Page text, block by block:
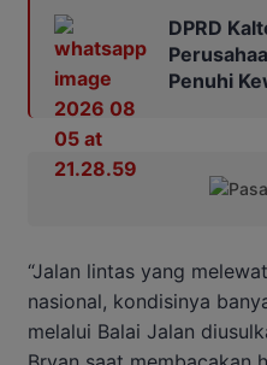
DPRD
Penuhi
“Jalan lintas yang
nasional, kondisinya
melalui Balai Jalan